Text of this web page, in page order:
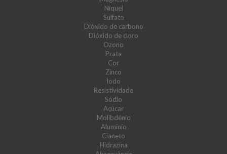
Níquel
Sulfato
Dióxido de carbono
Dióxido de cloro
Ozono
Prata
Cor
Zinco
Iodo
Resistividade
Sódio
Açúcar
Molibdénio
Alumínio
Cianeto
Hidrazina